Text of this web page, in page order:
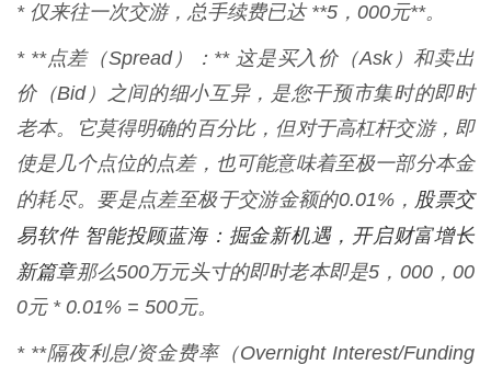
* 仅来往一次交游，总手续费已达 **5，000元**。
* **点差（Spread）：** 这是买入价（Ask）和卖出
价（Bid）之间的细小互异，是您干预市集时的即时
老本。它莫得明确的百分比，但对于高杠杆交游，即
使是几个点位的点差，也可能意味着至极一部分本金
的耗尽。要是点差至极于交游金额的0.01%， 股票交
易软件 智能投顾蓝海：掘金新机遇，开启财富增长
新篇章那么500万元头寸的即时老本即是5，000，00
0元 * 0.01% = 500元。
* **隔夜利息/资金费率（Overnight Interest/Funding